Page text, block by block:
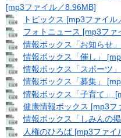
[mp3ファイル／8.96MB]
トピックス [mp3ファイル
フォトニュース [mp3ファ
情報ボックス「お知らせ
情報ボックス「催し」
情報ボックス「スポーツ
情報ボックス「募集」
情報ボックス「子育て」
健康情報ボックス [mp3フ
情報ボックス「しみんの
人権のひろば [mp3ファイ